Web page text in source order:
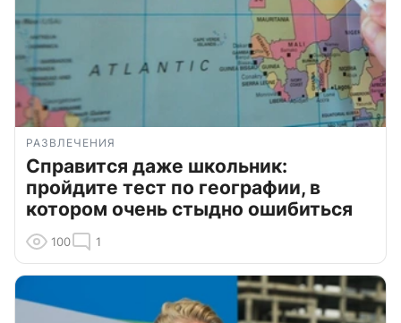
РАЗВЛЕЧЕНИЯ
Справится даже школьник:
пройдите тест по географии, в
котором очень стыдно ошибиться
100 1